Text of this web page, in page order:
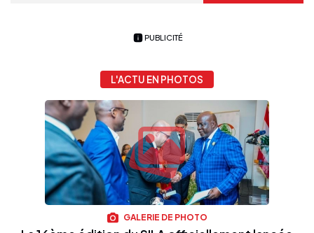
PUBLICITÉ
L'ACTU EN PHOTOS
GALERIE DE PHOTO